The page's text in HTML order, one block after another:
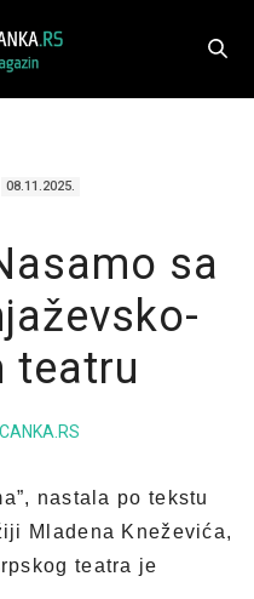
08.11.2025.
sa
teatru
nastala po tekstu
Mladena Kneževića,
teatra je